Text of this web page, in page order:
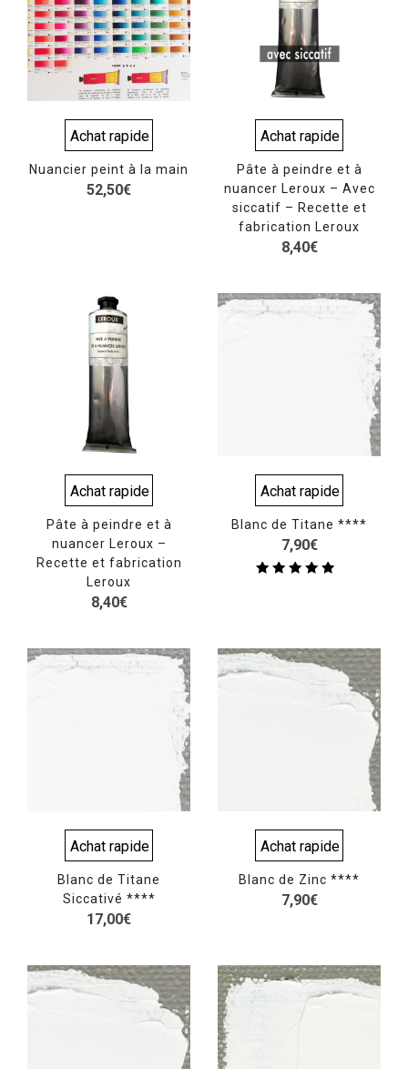
Achat rapide
Nuancier peint à la main
52,50€
Achat rapide
Pâte à peindre et à
nuancer Leroux – Avec
siccatif – Recette et
fabrication Leroux
8,40€
Achat rapide
Pâte à peindre et à
nuancer Leroux –
Recette et fabrication
Leroux
8,40€
Achat rapide
Blanc de Titane ****
7,90€
Achat rapide
Blanc de Titane
Siccativé ****
17,00€
Achat rapide
Blanc de Zinc ****
7,90€